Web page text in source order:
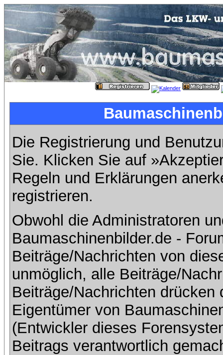
Die Registrierung und
Sie. Klicken Sie auf
Regeln und Erklärungen
registrieren.
Obwohl die Administratoren
Baumaschinenbilder.de -
Beiträge/Nachrichten von
unmöglich, alle Beiträge/
Beiträge/Nachrichten
Eigentümer von
(Entwickler dieses
Beitrags verantwortlich